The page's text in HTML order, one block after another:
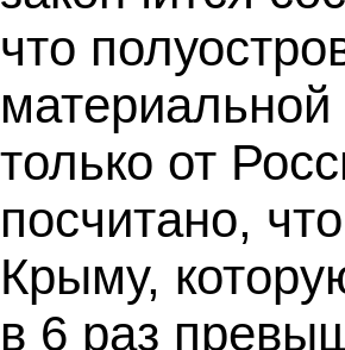
что
только от
посчитано,
Крыму,
в 6 раз